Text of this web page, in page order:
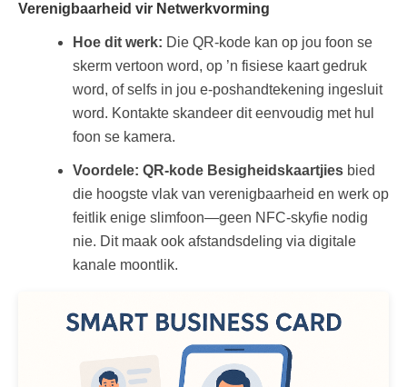
Verenigbaarheid vir Netwerkvorming
Hoe dit werk: Die QR-kode kan op jou foon se
skerm vertoon word, op ’n fisiese kaart gedruk
word, of selfs in jou e-poshandtekening ingesluit
word. Kontakte skandeer dit eenvoudig met hul
foon se kamera.
Voordele: QR-kode Besigheidskaartjies bied
die hoogste vlak van verenigbaarheid en werk op
feitlik enige slimfoon—geen NFC-skyfie nodig
nie. Dit maak ook afstandsdeling via digitale
kanale moontlik.